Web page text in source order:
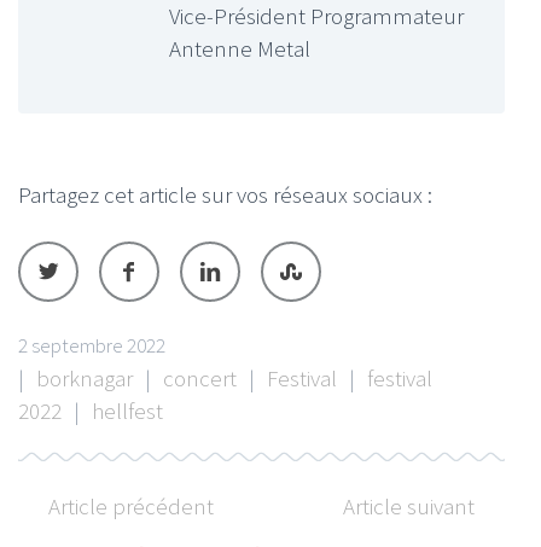
Vice-Président Programmateur
Antenne Metal
Partagez cet article sur vos réseaux sociaux :
2 septembre 2022
| borknagar | concert | Festival | festival
2022 | hellfest
Article précédent Article suivant